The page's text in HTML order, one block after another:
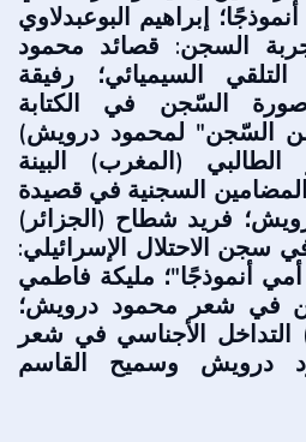
إبراهيم البوعبدلاوي
السجن: قصائد محمود
السيميائي؛ رفيقة
السّجن في الكتابة
من السّجن" لمحمود درويش)
الطالبي (المغرب) البينة
المضامين السجنية في قصيدة
فريد شطاح (الجزائر)
الاحتلال الإسرائيلي:
أنموذجًا"؛ مليكة فاطمي
في شعر محمود درويش؛
التداخل الأجناسي في شعر
درويش وسميح القاسم